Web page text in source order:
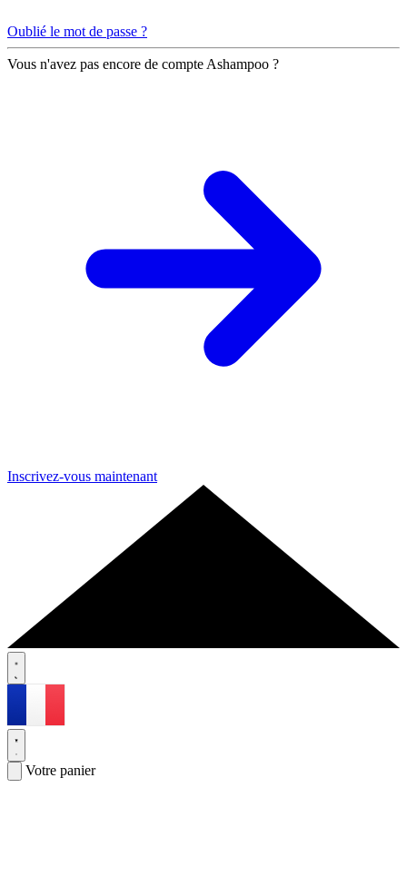
Oublié le mot de passe ?
Vous n'avez pas encore de compte Ashampoo ?
Inscrivez-vous maintenant
Votre panier